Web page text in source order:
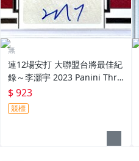
無
連12場安打 大聯盟台將最佳紀
錄～李灝宇 2023 Panini Thre
e And Two 限量25張新人原封
四球衣簽名卡 Patch～
$ 923
競標